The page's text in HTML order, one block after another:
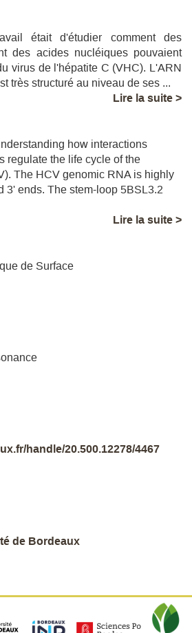
était d'étudier comment des
des acides nucléiques pouvaient
virus de l'hépatite C (VHC). L'ARN
très structuré au niveau de ses ...
Lire la suite >
how interactions
regulate the life cycle of the
The HCV genomic RNA is highly
3' ends. The stem-loop 5BSL3.2
Lire la suite >
de Surface
handle/20.500.12278/4467
de Bordeaux